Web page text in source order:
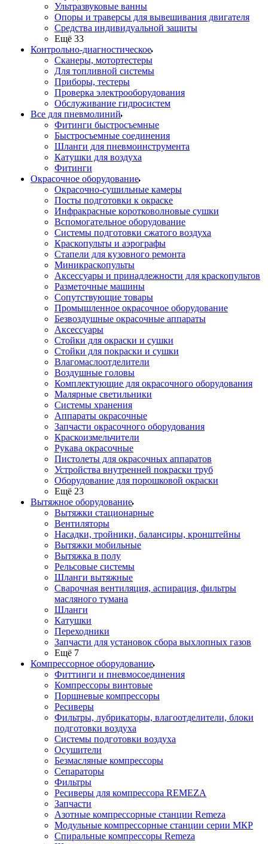
Ультразвуковые ванны
Опоры и траверсы для вывешивания двигателя
Средства индивидуальной защиты
Ещё 33
Контрольно-диагностическое
Сканеры, мотортестеры
Для топливной системы
Приборы, тестеры
Проверка электрооборудования
Обслуживание гидросистем
Все для пневмолиний
Фитинги быстросъемные
Быстросъемные соединения
Шланги для пневмоинструмента
Катушки для воздуха
Фитинги
Окрасочное оборудование
Окрасочно-сушильные камеры
Посты подготовки к окраске
Инфракрасные коротковолновые сушки
Вспомогательное оборудование
Системы подготовки сжатого воздуха
Краскопульты и аэрографы
Стапели для кузовного ремонта
Миникраскопульты
Аксессуары и принадлежности для краскопультов
Разметочные машины
Сопутствующие товары
Промышленное окрасочное оборудование
Безвоздушные окрасочные аппараты
Аксессуары
Стойки для окраски и сушки
Стойки для покраски и сушки
Влагомаслоотделители
Воздушные головы
Комплектующие для окрасочного оборудования
Малярные светильники
Системы хранения
Аппараты окрасочные
Запчасти окрасочного оборудования
Краскоизмельчители
Рукава окрасочные
Пистолеты для окрасочных аппаратов
Устройства внутренней покраски труб
Оборудование для порошковой окраски
Ещё 23
Вытяжное оборудование
Вытяжки стационарные
Вентиляторы
Насадки, тройники, балансиры, кронштейны
Вытяжки мобильные
Вытяжка в полу
Рельсовые системы
Шланги вытяжные
Сварочная вентиляция, аспирация, фильтры
масляного тумана
Шланги
Катушки
Переходники
Запчасти для установок сбора выхлопных газов
Ещё 7
Компрессорное оборудование
Фиттинги и пневмосоединения
Компрессоры винтовые
Поршневые компрессоры
Ресиверы
Фильтры, лубрикаторы, влагоотделители, блоки
подготовки воздуха
Системы подготовки воздуха
Осушители
Безмасляные компрессоры
Сепараторы
Фильтры
Ресиверы для компрессора REMEZA
Запчасти
Азотные компрессорные станции Remeza
Модульные компрессорные станции серии МКР
Спиральные компрессоры Remeza